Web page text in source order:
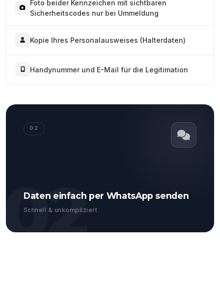
Foto beider Kennzeichen mit sichtbaren
Sicherheitscodes nur bei Ummeldung
Kopie Ihres Personalausweises (Halterdaten)
Handynummer und E-Mail für die Legitimation
02
02
Daten einfach per WhatsApp senden
Schnell & unkompliziert